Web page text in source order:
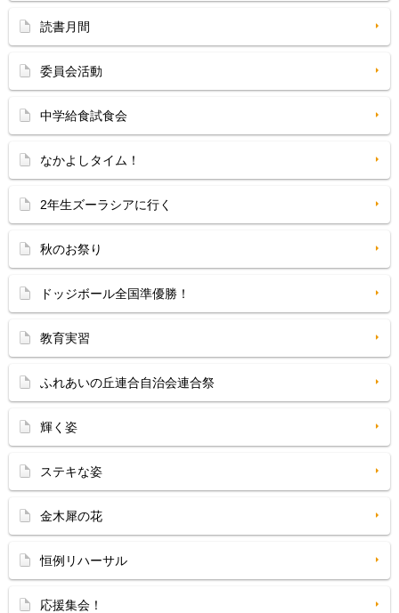
読書月間
委員会活動
中学給食試食会
なかよしタイム！
2年生ズーラシアに行く
秋のお祭り
ドッジボール全国準優勝！
教育実習
ふれあいの丘連合自治会連合祭
輝く姿
ステキな姿
金木犀の花
恒例リハーサル
応援集会！